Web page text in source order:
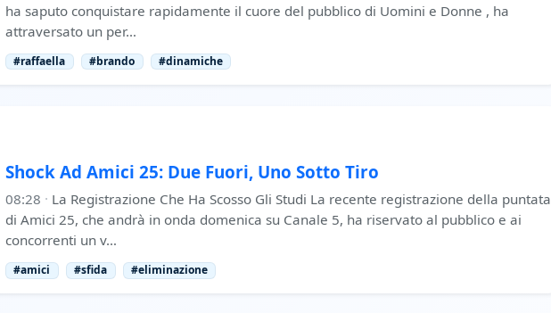
ha saputo conquistare rapidamente il cuore del pubblico di Uomini e Donne , ha
attraversato un per…
#raffaella #brando #dinamiche
Shock Ad Amici 25: Due Fuori, Uno Sotto Tiro
08:28 · La Registrazione Che Ha Scosso Gli Studi La recente registrazione della puntata
di Amici 25, che andrà in onda domenica su Canale 5, ha riservato al pubblico e ai
concorrenti un v…
#amici #sfida #eliminazione